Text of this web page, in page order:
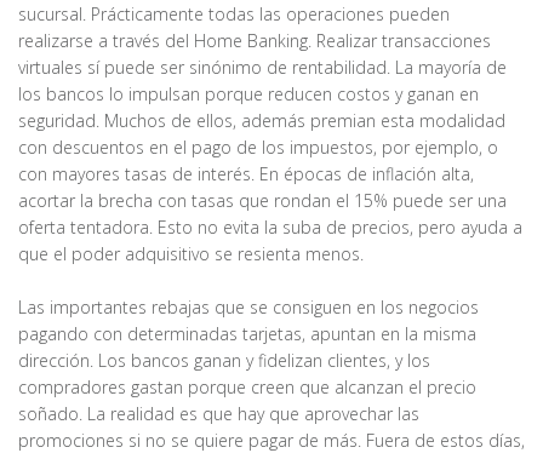
sucursal. Prácticamente todas las operaciones pueden
realizarse a través del Home Banking. Realizar transacciones
virtuales sí puede ser sinónimo de rentabilidad. La mayoría de
los bancos lo impulsan porque reducen costos y ganan en
seguridad. Muchos de ellos, además premian esta modalidad
con descuentos en el pago de los impuestos, por ejemplo, o
con mayores tasas de interés. En épocas de inflación alta,
acortar la brecha con tasas que rondan el 15% puede ser una
oferta tentadora. Esto no evita la suba de precios, pero ayuda a
que el poder adquisitivo se resienta menos.
Las importantes rebajas que se consiguen en los negocios
pagando con determinadas tarjetas, apuntan en la misma
dirección. Los bancos ganan y fidelizan clientes, y los
compradores gastan porque creen que alcanzan el precio
soñado. La realidad es que hay que aprovechar las
promociones si no se quiere pagar de más. Fuera de estos días,